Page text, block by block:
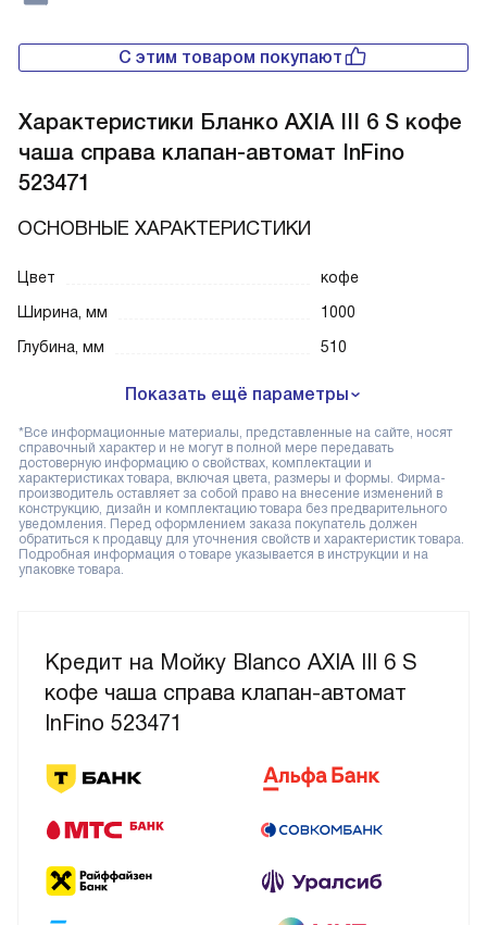
Кредит на Мойку Blanco AXIA III 6 S
кофе чаша справа клапан-автомат
InFino 523471
С этим товаром покупают
Характеристики Бланко AXIA III 6 S кофе
чаша справа клапан-автомат InFino
523471
ОСНОВНЫЕ ХАРАКТЕРИСТИКИ
Цвет
кофе
Ширина, мм
1000
Глубина, мм
510
Показать ещё параметры
*Все информационные материалы, представленные на сайте, носят
справочный характер и не могут в полной мере передавать
достоверную информацию о свойствах, комплектации и
характеристиках товара, включая цвета, размеры и формы. Фирма-
производитель оставляет за собой право на внесение изменений в
конструкцию, дизайн и комплектацию товара без предварительного
уведомления. Перед оформлением заказа покупатель должен
обратиться к продавцу для уточнения свойств и характеристик товара.
Подробная информация о товаре указывается в инструкции и на
упаковке товара.